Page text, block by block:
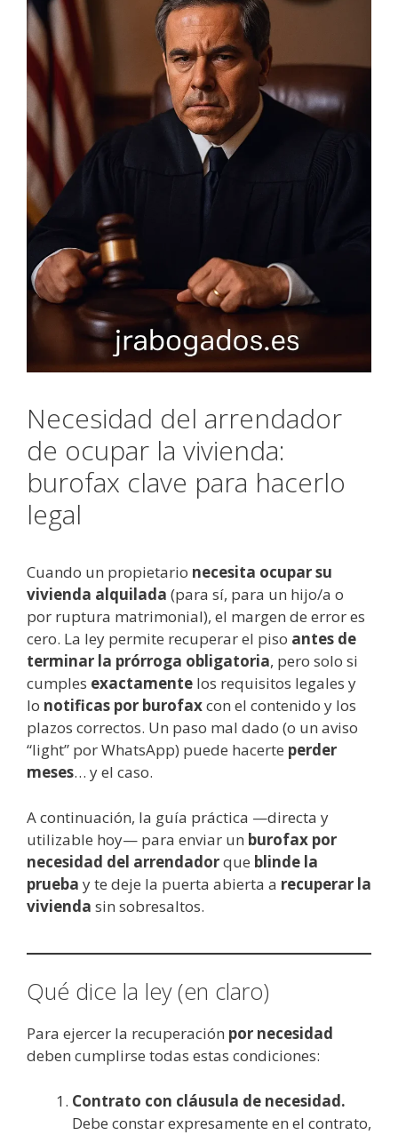
Necesidad del arrendador
de ocupar la vivienda:
burofax clave para hacerlo
legal
Cuando un propietario necesita ocupar su
vivienda alquilada (para sí, para un hijo/a o
por ruptura matrimonial), el margen de error es
cero. La ley permite recuperar el piso antes de
terminar la prórroga obligatoria, pero solo si
cumples exactamente los requisitos legales y
lo notificas por burofaxcon el contenido y los
plazos correctos. Un paso mal dado (o un aviso
“light” por WhatsApp) puede hacerte perder
meses… y el caso.
A continuación, la guía práctica —directa y
utilizable hoy— para enviar un burofax por
necesidad del arrendadorque blinde la
prueba y te deje la puerta abierta a recuperar la
vivienda sin sobresaltos.
Qué dice la ley (en claro)
Para ejercer la recuperación por necesidad
deben cumplirse todas estas condiciones:
Contrato con cláusula de necesidad.
Debe constar expresamente en el contrato,